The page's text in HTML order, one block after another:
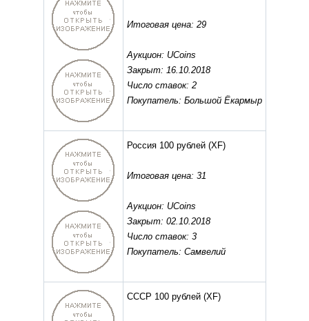
Итоговая цена: 29
Аукцион: UCoins
Закрыт: 16.10.2018
Число ставок: 2
Покупатель: Большой Ёкармыр
Россия 100 рублей(XF)
Итоговая цена: 31
Аукцион: UCoins
Закрыт: 02.10.2018
Число ставок: 3
Покупатель: Самвелий
СССР 100 рублей(XF)